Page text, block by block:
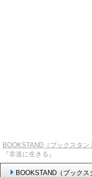
BOOKSTAND（ブックスタン
『非道に生きる』
BOOKSTAND（ブックス